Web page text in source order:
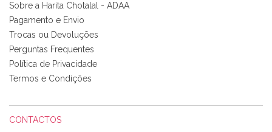
Tudo chegou em condições, pois os produtos vieram muito
bem acondicionados. Estou plenamente satisfeita com os
produtos adquiridos. Relativamente à bolsa, tem um tecido
com um padrão e cores muito bonitas e a execução está
perfeitíssima. Futuramente penso voltar a comprar na vossa
loja, têm excelentes artigos a um preço muito justo. A
Sobre a Harita Chotalal - ADAA
Pagamento e Envio
Trocas ou Devoluções
Perguntas Frequentes
Política de Privacidade
Termos e Condições
CONTACTOS